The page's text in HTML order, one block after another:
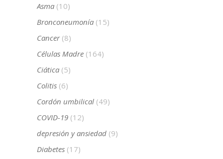
Asma (10)
Bronconeumonía (15)
Cancer(8)
Células Madre (164)
Ciática (5)
Colitis (6)
Cordón umbilical (49)
COVID-19 (12)
depresión y ansiedad (9)
Diabetes (17)